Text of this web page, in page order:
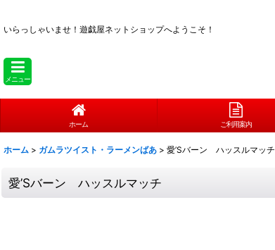
いらっしゃいませ！ 遊戯屋ネットショップへようこそ！
メニュー
ホーム ご利用案内
ホーム > ガムラツイスト・ラーメンばあ > 愛’Sバーン ハッスルマッチ
愛’Sバーン ハッスルマッチ